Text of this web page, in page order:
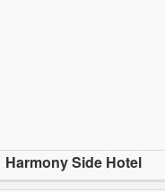
Harmony Side Hotel